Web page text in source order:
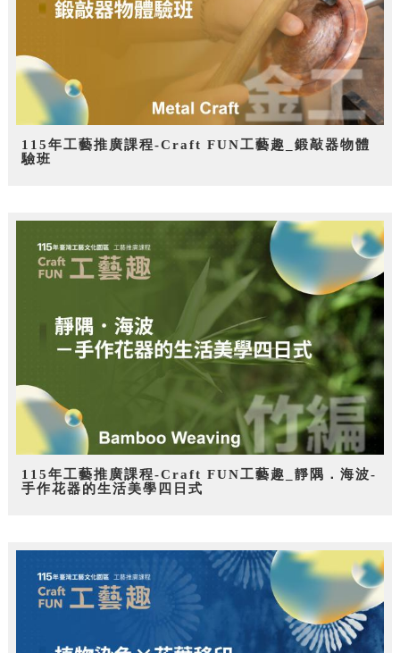
115年工藝推廣課程-Craft FUN工藝趣_鍛敲器物體
驗班
115年工藝推廣課程-Craft FUN工藝趣_靜隅．海波-
手作花器的生活美學四日式